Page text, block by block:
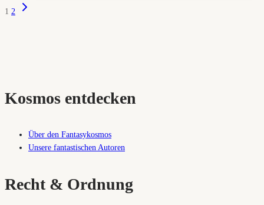
Seitennavigation
1 2
Nächste
Kosmos entdecken
Über den Fantasykosmos
Unsere fantastischen Autoren
Recht & Ordnung